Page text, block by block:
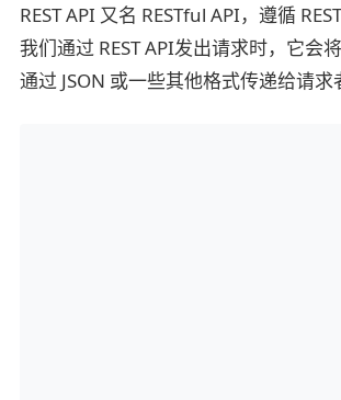
REST API 又名 RESTful API，遵循
我们通过 REST API发出请求时，它会
通过 JSON 或一些其他格式传递给请求